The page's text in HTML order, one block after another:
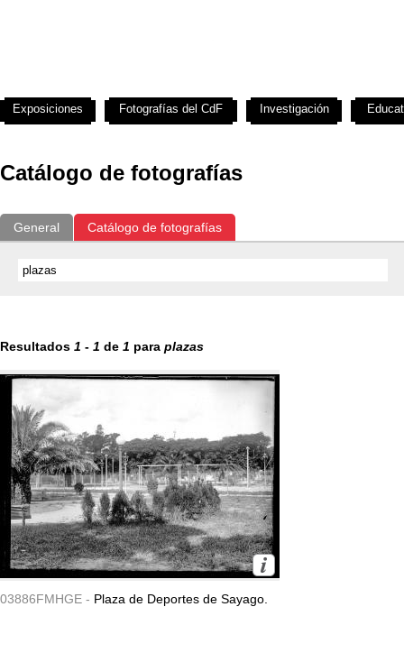
Catálogo de fotografías
General Catálogo de fotografías
Resultados 1 - 1 de 1 para plazas
03886FMHGE - Plaza de Deportes de Sayago.
Exposiciones Fotografías del CdF Investigación